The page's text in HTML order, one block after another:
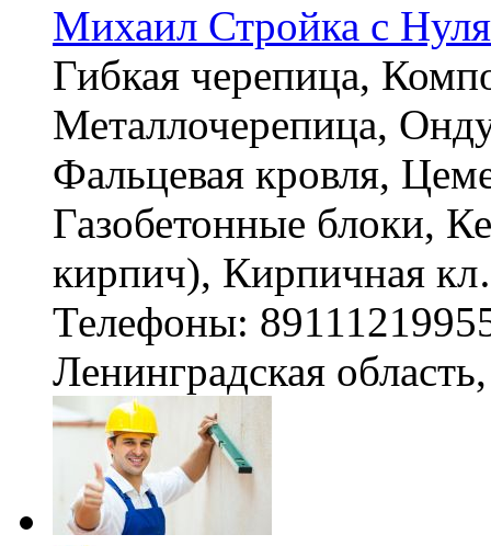
Михаил Стройка с Нуля
Гибкая черепица,
Металлочерепица,
Фальцевая кровля,
Газобетонные блоки,
кирпич), Кирпичная
Телефоны:
Ленинградская